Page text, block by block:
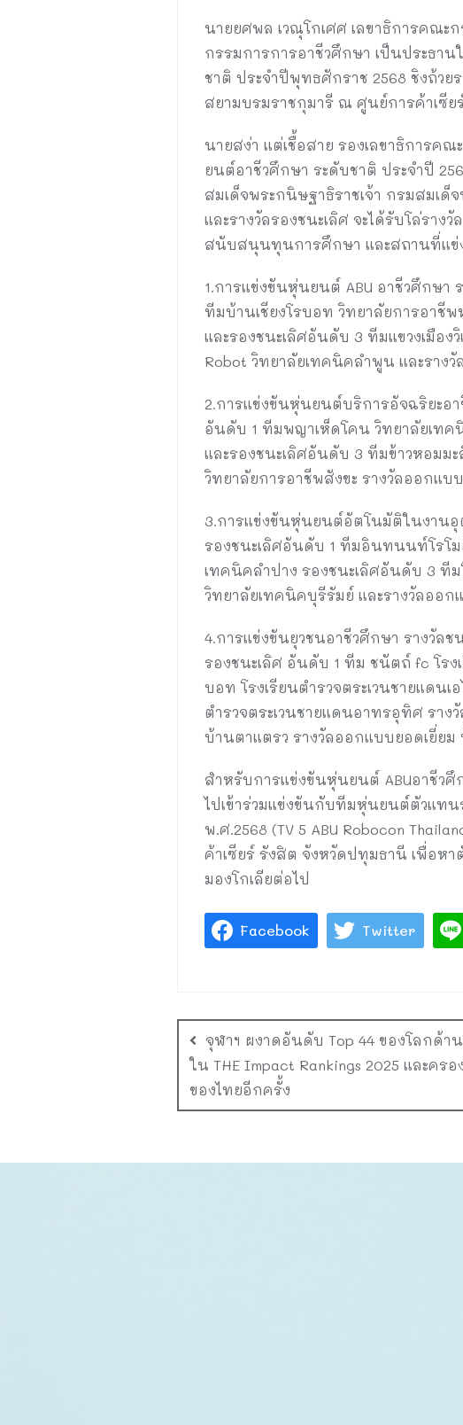
นายยศพล เวณุโกเศศ เลขาธิการคณะ
กรรมการการอาชีวศึกษา เป็นประธ
ชาติ ประจำปีพุทธศักราช 2568 ชิงถ้วย
สยามบรมราชกุมารี ณ ศูนย์การค้าเซี
นายสง่า แต่เชื้อสาย รองเลขาธิการค
ยนต์อาชีวศึกษา ระดับชาติ ประจำปี
สมเด็จพระกนิษฐาธิราชเจ้า กรมสมเ
และรางวัลรองชนะเลิศ จะได้รับโล่รา
สนับสนุนทุนการศึกษา และสถานที่แข่
1.การแข่งขันหุ่นยนต์ ABU อาชีวศึกษ
ทีมบ้านเชียงโรบอท วิทยาลัยการอาชี
และรองชนะเลิศอันดับ 3 ทีมแขวงเมือง
Robot วิทยาลัยเทคนิคลำพูน และราง
2.การแข่งขันหุ่นยนต์บริการอัจฉริยะอ
อันดับ 1 ทีมพญาเห็ดโคน วิทยาลัยเทค
และรองชนะเลิศอันดับ 3 ทีมข้าวหอมม
วิทยาลัยการอาชีพสังขะ รางวัลออกแบ
3.การแข่งขันหุ่นยนต์อัตโนมัติในงาน
รองชนะเลิศอันดับ 1 ทีมอินทนนท์โรโ
เทคนิคลำปาง รองชนะเลิศอันดับ 3 ที
วิทยาลัยเทคนิคบุรีรัมย์ และรางวัลออ
4.การแข่งขันยุวชนอาชีวศึกษา รางวัล
รองชนะเลิศ อันดับ 1 ทีม ชนัตถ์ fc โร
บอท โรงเรียนตำรวจตระเวนชายแดน
ตำรวจตระเวนชายแดนอาทรอุทิศ รา
บ้านตาแตรว รางวัลออกแบบยอดเยี่ยม
สำหรับการแข่งขันหุ่นยนต์ ABUอาชีว
ไปเข้าร่วมแข่งขันกับทีมหุ่นยนต์ตัวแทน
พ.ศ.2568 (TV 5 ABU Robocon
ค้าเซียร์ รังสิต จังหวัดปทุมธานี เพื่อห
มองโกเลียต่อไป
Facebook Twitter
จุฬาฯ ผงาดอันดับ Top 44 ของโลกด้า
ใน THE Impact Rankings 2025 และคร
ของไทยอีกครั้ง